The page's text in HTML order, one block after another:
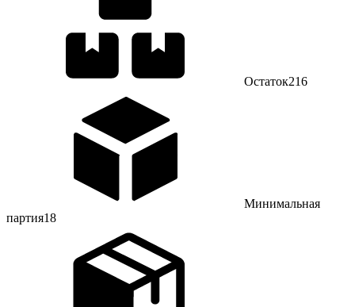
Остаток216
Минимальная
партия18